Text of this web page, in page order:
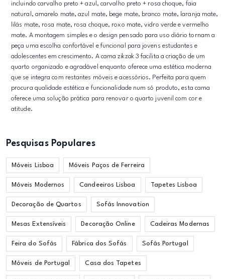
incluindo carvalho preto + azul, carvalho preto + rosa choque, faia
natural, amarelo mate, azul mate, bege mate, branco mate, laranja mate,
lilás mate, rosa mate, rosa choque, roxo mate, vidro verde e vermelho
mate. A montagem simples e o design pensado para uso diário tornam a
peça uma escolha confortável e funcional para jovens estudantes e
adolescentes em crescimento. A cama zikzak 3 facilita a criação de um
quarto organizado e agradável enquanto oferece uma estética moderna
que se integra com restantes móveis e acessórios. Perfeita para quem
procura qualidade estética e funcionalidade num só produto, esta cama
oferece uma solução prática para renovar o quarto juvenil com cor e
atitude.
Pesquisas Populares
Móveis Lisboa Móveis Paços de Ferreira
Móveis Modernos Candeeiros Lisboa Tapetes Lisboa
Decoração de Quartos Sofás Innovation
Mesas Extensíveis Decoração Online Cadeiras Modernas
Feira do Sofás Fábrica dos Sofás Sofás Portugal
Móveis de Portugal Casa dos Tapetes